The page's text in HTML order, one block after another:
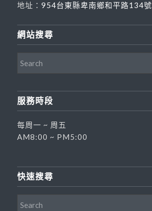
地址： 954台東縣卑南鄉和平路134號
網站搜尋
服務時段
每周一 ~ 周五
AM8:00 ~ PM5:00
快速搜尋